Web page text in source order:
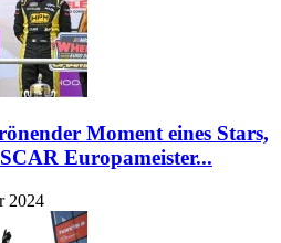
Moment eines Stars,
Europameister...
2024